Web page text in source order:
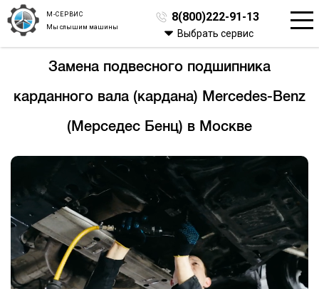
М-СЕРВИС
Мы слышим машины
8(800)222-91-13
Выбрать сервис
Замена подвесного подшипника
карданного вала (кардана) Mercedes-Benz
(Мерседес Бенц) в Москве